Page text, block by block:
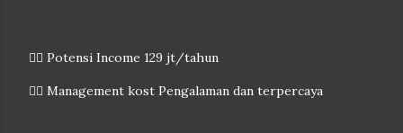
👉🏻 Potensi Income 129 jt/tahun
👉🏻 Management kost Pengalaman dan terpercaya